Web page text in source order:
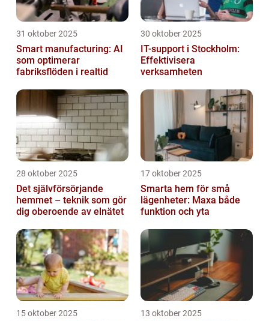
31 oktober 2025
Smart manufacturing: AI
som optimerar
fabriksflöden i realtid
30 oktober 2025
IT-support i Stockholm:
Effektivisera
verksamheten
28 oktober 2025
Det självförsörjande
hemmet – teknik som gör
dig oberoende av elnätet
17 oktober 2025
Smarta hem för små
lägenheter: Maxa både
funktion och yta
15 oktober 2025 13 oktober 2025